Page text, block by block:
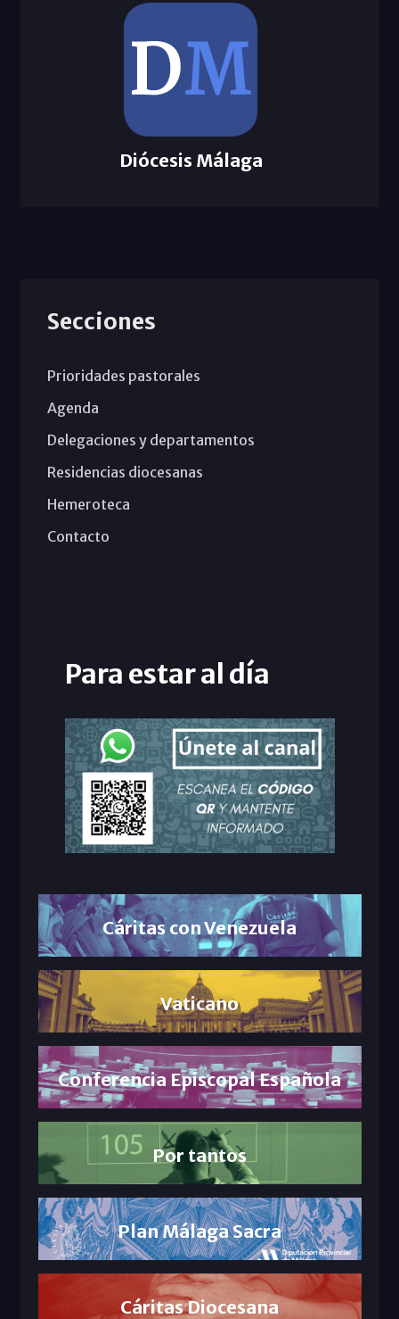
Diócesis Málaga
Secciones
Prioridades pastorales
Agenda
Delegaciones y departamentos
Residencias diocesanas
Hemeroteca
Contacto
Para estar al día
Cáritas con Venezuela
Vaticano
Conferencia Episcopal Española
Por tantos
Plan Málaga Sacra
Cáritas Diocesana